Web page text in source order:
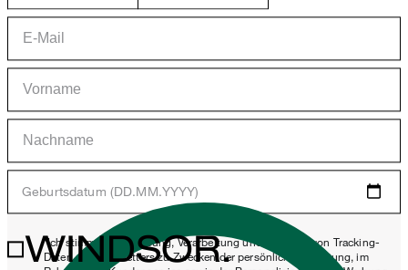
Geburtsdatum (DD.MM.YYYY)
*Ich stimme der Erhebung, Verarbeitung und Nutzung von Tracking-
Daten des Newsletters zu Zwecken der persönlichen Beratung, im
WINDSOR.